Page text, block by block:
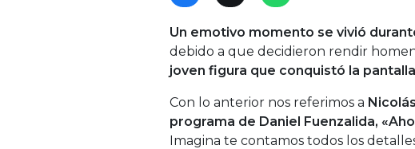
Un emotivo momento se vivió
debido a que decidieron rendir
joven figura que conquistó la
Con lo anterior nos referimos a
programa de Daniel Fuenzalida,
Imagina te contamos todos los